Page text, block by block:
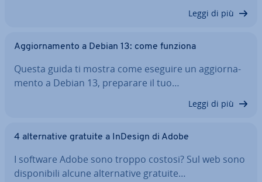
Leggi di più
Ag­gior­na­men­to a Debian 13: come funziona
Questa guida ti mostra come eseguire un ag­gior­na­
men­to a Debian 13, preparare il tuo…
Leggi di più
4 al­ter­na­ti­ve gratuite a InDesign di Adobe
I software Adobe sono troppo costosi? Sul web sono
di­spo­ni­bi­li alcune al­ter­na­ti­ve gratuite…